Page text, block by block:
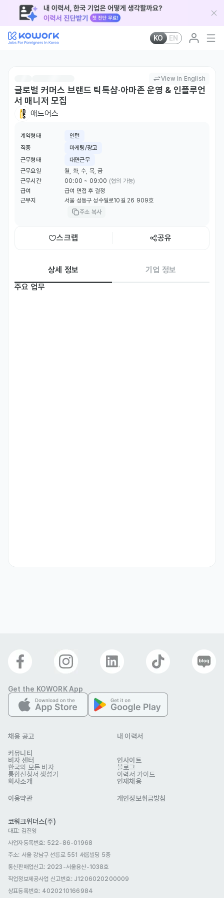
KO EN
View in English
글로벌 커머스 브랜드 틱톡샵·아마존 운영 & 인플루언
서 매니저 모집
애드어스
계약형태
인턴
직종
마케팅/광고
근무형태
대면근무
근무요일
월, 화, 수, 목, 금
근무시간
00:00 ~ 09:00 (협의 가능)
급여
급여 면접 후 결정
근무지
서울 성동구 성수일로10길 26 909호
주소 복사
스크랩 공유
상세 정보
기업 정보
주요 업무
인플루언서 협업형 광고 소재 기획
배너·캠페인용 이미지/영상 소재 기획 및 메시지 구성
채널별 성과 분석 후 개선 방향 제시
- 한국어: 인터미디어급 (인플루언서 및 파트너와 원활히 소통 가능한
수준)
- 영어: Fluent (업무 커뮤니케이션 가능)
- 트렌드 파악 능력 및 자기주도적 업무 역량
- 빠르게 변화하는 시장에 대한 관심과 실행력
우대 사항
- 틱톡샵·아마존·국내 커머스 관련 업종 경험자
Get the KOWORK App
채용 공고 내 이력서
커뮤니티
비자 센터
한국의 모든 비자
통합신청서 생성기
인사이트
블로그
이력서 가이드
회사소개
인재채용
이용약관 개인정보취급방침
코워크위더스(주)
대표: 김진영
사업자등록번호: 522-86-01968
주소: 서울 강남구 선릉로 551 새롬빌딩 5층
통신판매업신고: 2023-서울용산-1038호
직업정보제공사업 신고번호: J1206020200009
상표등록번호: 4020210166984